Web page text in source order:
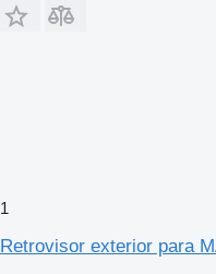
1
Retrovisor exterior para